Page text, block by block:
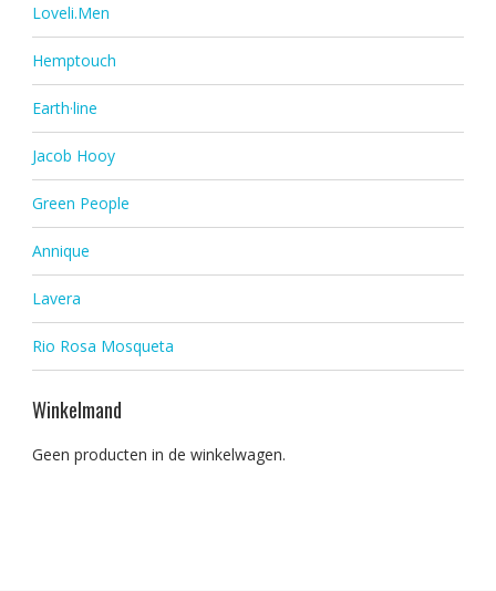
Loveli.Men
Hemptouch
Earth·line
Jacob Hooy
Green People
Annique
Lavera
Rio Rosa Mosqueta
Winkelmand
Geen producten in de winkelwagen.